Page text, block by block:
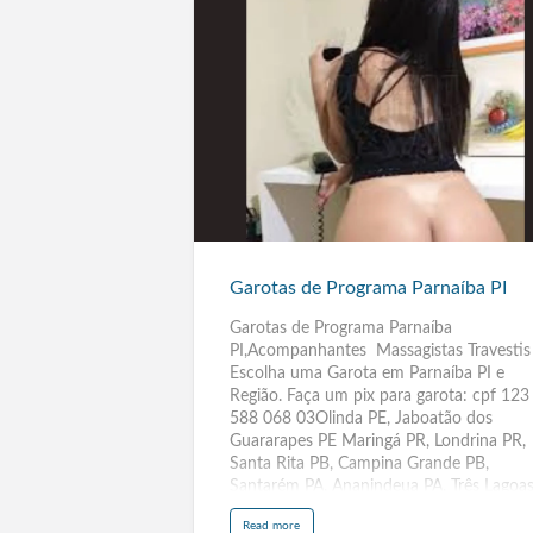
Programa
Parnaíba
Garotas de Programa Parnaíba PI
Garotas de Programa Parnaíba
PI,Acompanhantes Massagistas
Escolha uma Garota em Parnaíba PI e
Região. Faça um pix para garota: cpf 123
588 068 03Olinda PE, Jaboatão dos
Guararapes PE Maringá PR, Londrina PR,
Santa Rita PB, Campina Grande PB,
Santarém PA, Ananindeua PA, Três Lagoas
MS, Dourados MS, Santiago Chile, Três
Read morea